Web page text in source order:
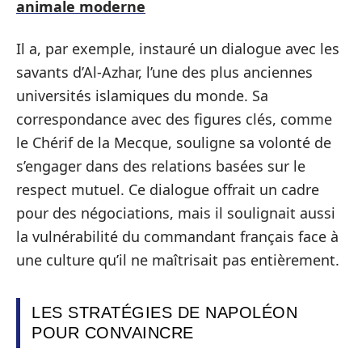
animale moderne
Il a, par exemple, instauré un dialogue avec les
savants d’Al-Azhar, l’une des plus anciennes
universités islamiques du monde. Sa
correspondance avec des figures clés, comme
le Chérif de la Mecque, souligne sa volonté de
s’engager dans des relations basées sur le
respect mutuel. Ce dialogue offrait un cadre
pour des négociations, mais il soulignait aussi
la vulnérabilité du commandant français face à
une culture qu’il ne maîtrisait pas entièrement.
LES STRATÉGIES DE NAPOLÉON
POUR CONVAINCRE